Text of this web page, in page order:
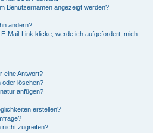
Benutzernamen angezeigt werden?
ändern?
Mail-Link klicke, werde ich aufgefordert, mich
eine Antwort?
oder löschen?
anfügen?
erstellen?
nicht zugreifen?